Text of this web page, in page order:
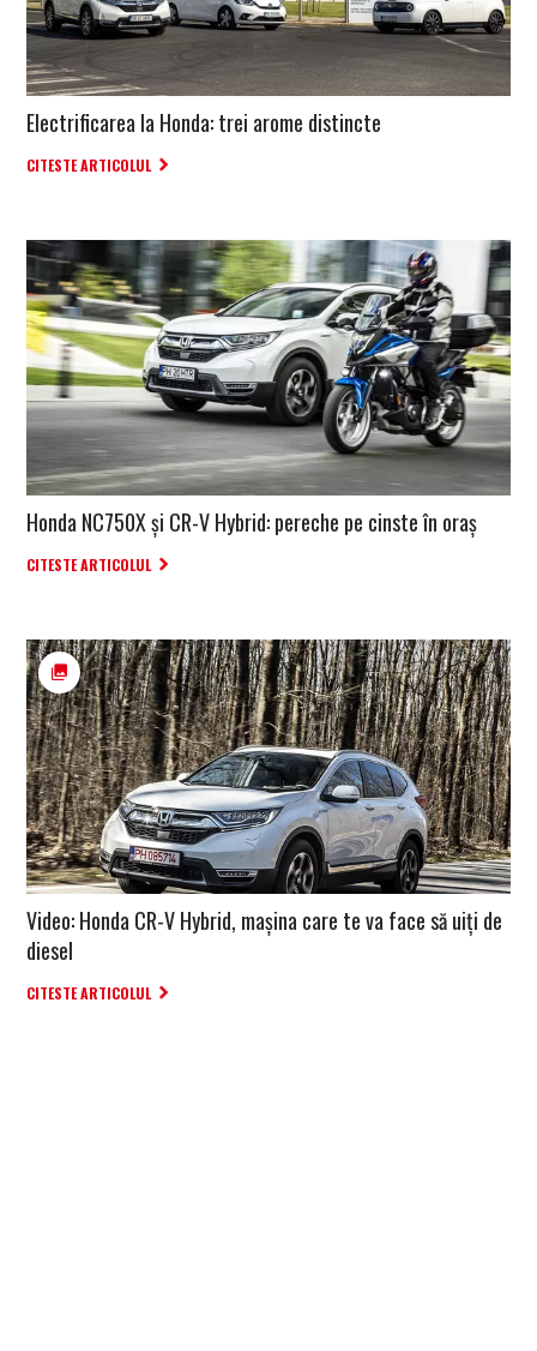
Electrificarea la Honda: trei arome distincte
CITESTE ARTICOLUL
Honda NC750X și CR-V Hybrid: pereche pe cinste în oraș
CITESTE ARTICOLUL
Video: Honda CR-V Hybrid, mașina care te va face să uiți de
diesel
CITESTE ARTICOLUL